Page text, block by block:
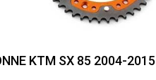
KTM SX 85 2004-2015